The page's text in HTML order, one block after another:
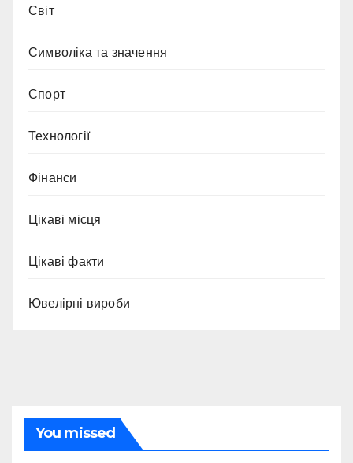
Світ
Символіка та значення
Спорт
Технології
Фінанси
Цікаві місця
Цікаві факти
Ювелірні вироби
You missed